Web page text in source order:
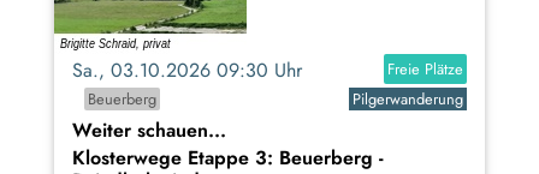
Sa., 03.10.2026 09:30 Uhr
Freie Plätze
Beuerberg
Pilgerwanderung
Weiter schauen...
Klosterwege Etappe 3: Beuerberg -